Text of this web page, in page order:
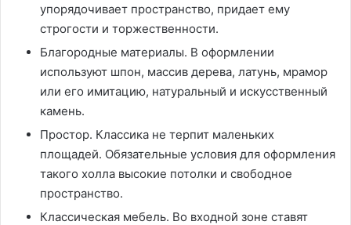
упорядочивает пространство, придает ему
строгости и торжественности.
Благородные материалы. В оформлении
используют шпон, массив дерева, латунь, мрамор
или его имитацию, натуральный и искусственный
камень.
Простор. Классика не терпит маленьких
площадей. Обязательные условия для оформления
такого холла высокие потолки и свободное
пространство.
Классическая мебель. Во входной зоне ставят